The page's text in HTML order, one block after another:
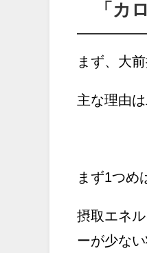
「カ
まず、大
主な理由は
まず1つめ
摂取エネ
ーが少な